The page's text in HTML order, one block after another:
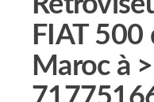
FIAT
Maroc à